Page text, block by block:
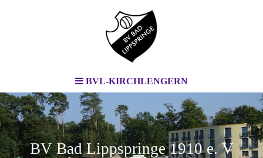
BVL-KIRCHLENGERN
BV Bad Lippspringe 1910 e. V